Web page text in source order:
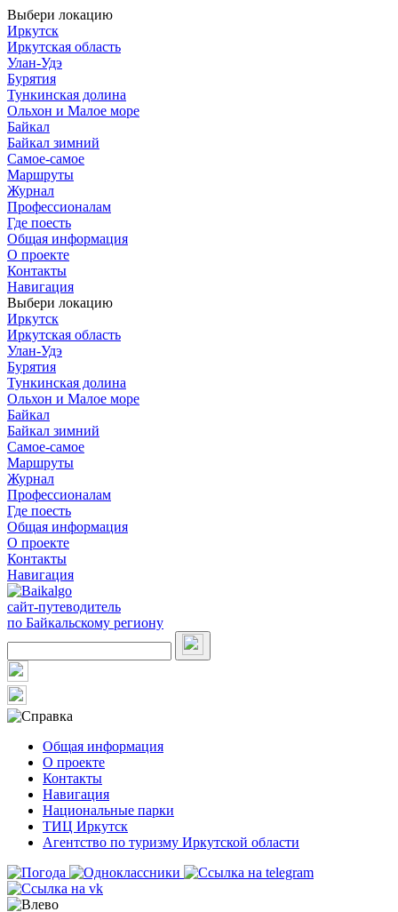
Выбери локацию
Иркутск
Иркутская область
Улан-Удэ
Бурятия
Тункинская долина
Ольхон и Малое море
Байкал
Байкал зимний
Самое-самое
Маршруты
Журнал
Профессионалам
Где поесть
Общая информация
О проекте
Контакты
Навигация
Выбери локацию
Иркутск
Иркутская область
Улан-Удэ
Бурятия
Тункинская долина
Ольхон и Малое море
Байкал
Байкал зимний
Самое-самое
Маршруты
Журнал
Профессионалам
Где поесть
Общая информация
О проекте
Контакты
Навигация
сайт-путеводитель
по Байкальскому региону
Общая информация
О проекте
Контакты
Навигация
Национальные парки
ТИЦ Иркутск
Агентство по туризму Иркутской области